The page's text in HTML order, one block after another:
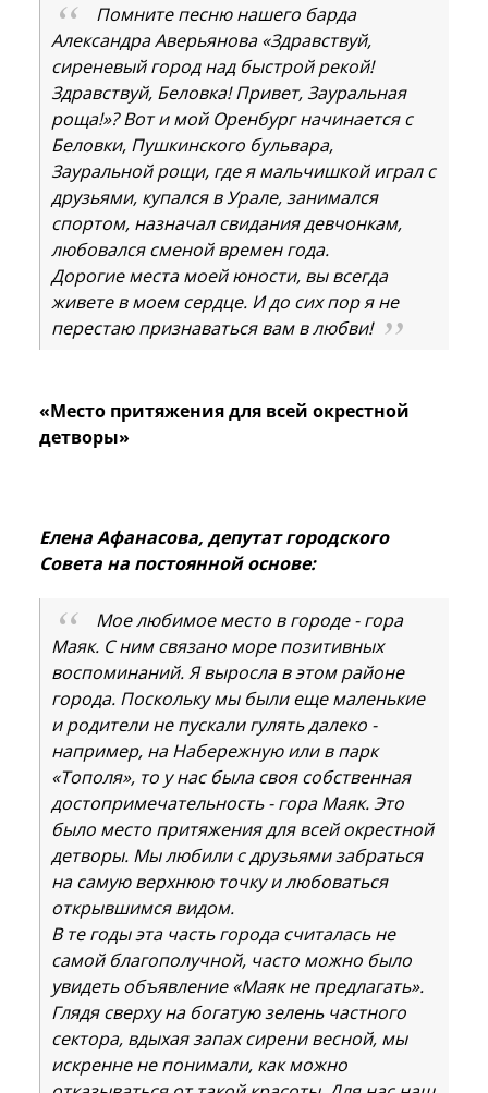
Помните песню нашего барда
Александра Аверьянова «Здравствуй,
сиреневый город над быстрой рекой!
Здравствуй, Беловка! Привет, Зауральная
роща!»? Вот и мой Оренбург начинается с
Беловки, Пушкинского бульвара,
Зауральной рощи, где я мальчишкой играл с
друзьями, купался в Урале, занимался
спортом, назначал свидания девчонкам,
любовался сменой времен года.
Дорогие места моей юности, вы всегда
живете в моем сердце. И до сих пор я не
перестаю признаваться вам в любви!
«Место притяжения для всей окрестной
детворы»
Елена Афанасова, депутат городского
Совета на постоянной основе:
Мое любимое место в городе - гора
Маяк. С ним связано море позитивных
воспоминаний. Я выросла в этом районе
города. Поскольку мы были еще маленькие
и родители не пускали гулять далеко -
например, на Набережную или в парк
«Тополя», то у нас была своя собственная
достопримечательность - гора Маяк. Это
было место притяжения для всей окрестной
детворы. Мы любили с друзьями забраться
на самую верхнюю точку и любоваться
открывшимся видом.
В те годы эта часть города считалась не
самой благополучной, часто можно было
увидеть объявление «Маяк не предлагать».
Глядя сверху на богатую зелень частного
сектора, вдыхая запах сирени весной, мы
искренне не понимали, как можно